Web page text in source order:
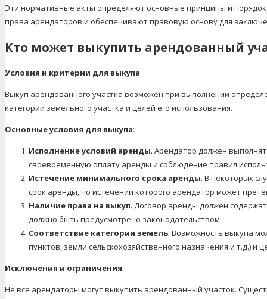
Эти нормативные акты определяют основные принципы и
права арендаторов и обеспечивают правовую основу для
Кто может выкупить арендованный
Условия и критерии для выкупа
Выкуп арендованного участка возможен при выполнении
категории земельного участка и целей его использования.
Основные условия для выкупа:
Исполнение условий аренды. Арендатор должен
своевременную оплату аренды и соблюдение правил
Истечение минимального срока аренды. В некоторых
срок аренды, по истечении которого арендатор может
Наличие права на выкуп. Договор аренды должен
должно быть предусмотрено законодательством.
Соответствие категории земель. Возможность выкупа
пунктов, земли сельскохозяйственного назначения и т.д.) и
Исключения и ограничения
Не все арендаторы могут выкупить арендованный участок.